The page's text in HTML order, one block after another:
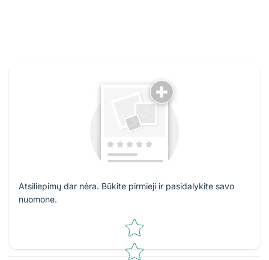
Atsiliepimų dar nėra. Būkite pirmieji ir pasidalykite savo
nuomone.
Star rating